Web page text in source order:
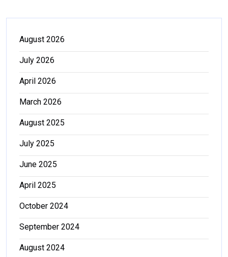
August 2026
July 2026
April 2026
March 2026
August 2025
July 2025
June 2025
April 2025
October 2024
September 2024
August 2024